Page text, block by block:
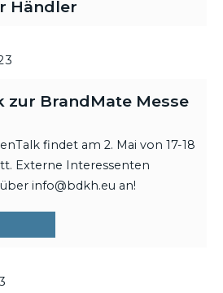
Händler
zur BrandMate Messe
findet am 2. Mai von 17-18
Externe Interessenten
info@bdkh.eu an!